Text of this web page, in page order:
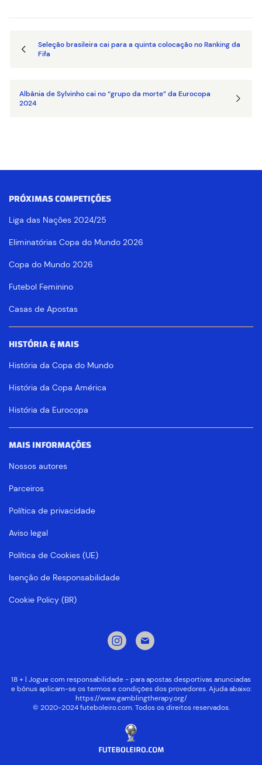
Seleção brasileira cai para a quinta colocação no Ranking da
Fifa
Albânia de Sylvinho cai no “grupo da morte” da Eurocopa
2024
PRÓXIMAS COMPETIÇÕES
Liga das Nações 2024/25
Eliminatórias Copa do Mundo 2026
Copa do Mundo 2026
Futebol Feminino
Casas de Apostas
HISTÓRIA & MAIS
História da Copa do Mundo
História da Copa América
História da Eurocopa
MAIS INFORMAÇÕES
Nossos autores
Parceiros
Política de privacidade
Aviso legal
Política de Cookies (UE)
Isenção de Responsabilidade
Cookie Policy (BR)
18 + | Jogue com responsabilidade - para apostas desportivas anunciadas
e bônus aplicam-se os termos e condições dos provedores. Ajuda abaixo:
https://www.gamblingtherapy.org/
© 2020-2024 futeboleiro.com. Todos os direitos reservados.